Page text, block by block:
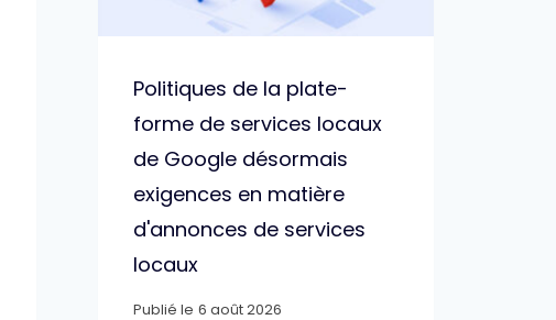
Politiques de la plate-
forme de services locaux
de Google désormais
exigences en matière
d'annonces de services
locaux
Publié le 6 août 2026